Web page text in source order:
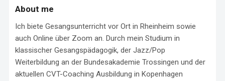
About me
Ich biete Gesangsunterricht vor Ort in Rheinheim sowie
auch Online über Zoom an. Durch mein Studium in
klassischer Gesangspädagogik, der Jazz/Pop
Weiterbildung an der Bundesakademie Trossingen und der
aktuellen CVT-Coaching Ausbildung in Kopenhagen